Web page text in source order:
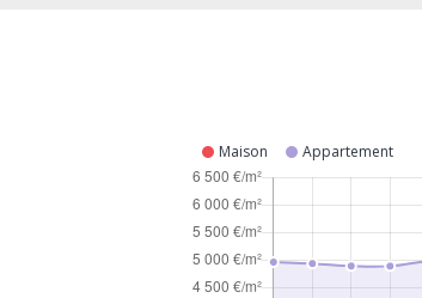
Maison Appartement